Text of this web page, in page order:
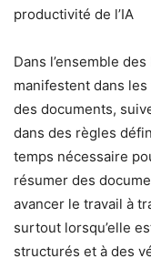
productivité de l’IA
Dans l’ensemble
manifestent dans
des documents,
dans des règles
temps nécessaire
résumer des
avancer le travail à
surtout lorsqu’elle
structurés et à des